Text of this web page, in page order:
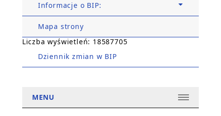
Informacje o BIP:
Mapa strony
Liczba wyświetleń: 18587705
Dziennik zmian w BIP
MENU